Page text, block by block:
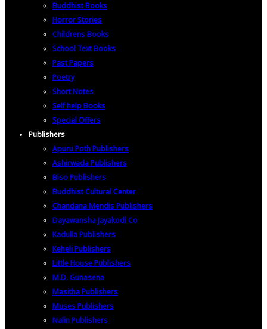
Buddhist Books
Horror Stories
Childrens Books
School Text Books
Past Papers
Poetry
Short Notes
Self help Books
Special Offers
Publishers
Apuru Poth Publishers
Ashirwada Publishers
Biso Publishers
Buddhist Cultural Center
Chandana Mendis Publishers
Dayawansha Jayakodi Co
Kadulla Publishers
Keheli Publishers
Little House Publishers
M.D. Gunasena
Masitha Publishers
Muses Publishers
Nalin Publishers